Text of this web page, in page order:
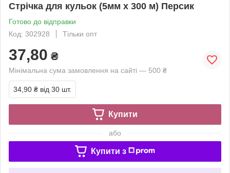
Стрічка для кульок (5мм х 300 м) Персик
Готово до відправки
Код: 302928
Тільки опт
37,80 ₴
Мінімальна сума замовлення на сайті — 500 ₴
34,90 ₴ від 30 шт.
Купити
або
Купити з